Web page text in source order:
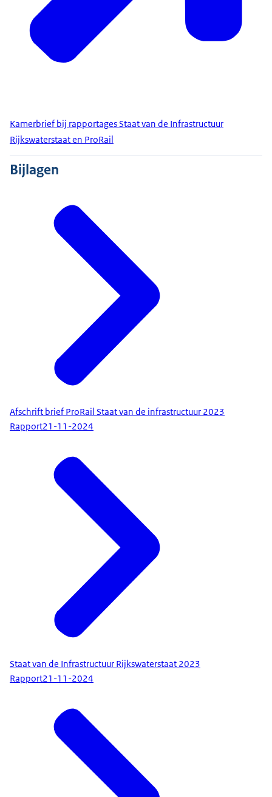
Kamerbrief bij rapportages Staat van de Infrastructuur
Rijkswaterstaat en ProRail
Bijlagen
Afschrift brief ProRail Staat van de infrastructuur 2023
Rapport21-11-2024
Staat van de Infrastructuur Rijkswaterstaat 2023
Rapport21-11-2024